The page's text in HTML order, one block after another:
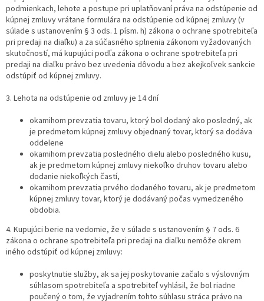
podmienkach, lehote a postupe pri uplatňovaní práva na odstúpenie od
kúpnej zmluvy vrátane formulára na odstúpenie od kúpnej zmluvy (v
súlade s ustanovením § 3 ods. 1 písm. h) zákona o ochrane spotrebiteľa
pri predaji na diaľku) a za súčasného splnenia zákonom vyžadovaných
skutočností, má kupujúci podľa zákona o ochrane spotrebiteľa pri
predaji na diaľku právo bez uvedenia dôvodu a bez akejkoľvek sankcie
odstúpiť od kúpnej zmluvy.
3. Lehota na odstúpenie od zmluvy je 14 dní
okamihom prevzatia tovaru, ktorý bol dodaný ako posledný, ak
je predmetom kúpnej zmluvy objednaný tovar, ktorý sa dodáva
oddelene
okamihom prevzatia posledného dielu alebo posledného kusu,
ak je predmetom kúpnej zmluvy niekoľko druhov tovaru alebo
dodanie niekoľkých častí,
okamihom prevzatia prvého dodaného tovaru, ak je predmetom
kúpnej zmluvy tovar, ktorý je dodávaný počas vymedzeného
obdobia.
4. Kupujúci berie na vedomie, že v súlade s ustanovením § 7 ods. 6
zákona o ochrane spotrebiteľa pri predaji na diaľku nemôže okrem
iného odstúpiť od kúpnej zmluvy:
poskytnutie služby, ak sa jej poskytovanie začalo s výslovným
súhlasom spotrebiteľa a spotrebiteľ vyhlásil, že bol riadne
poučený o tom, že vyjadrením tohto súhlasu stráca právo na